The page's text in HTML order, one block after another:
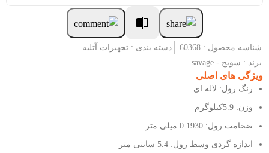
شناسه محصول : 60368 دسته بندی : تجهیزات آتلیه
برند : سویج - savage
ویژگی های اصلی
رنگ رول: لاله ای
وزن: 5.9کیلوگرم
ضخامت رول: 0.1930 میلی متر
اندازه گردی وسط رول: 5.4 سانتی متر